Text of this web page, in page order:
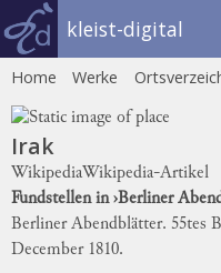
kleist-digital
Home Werke
Irak
WikipediaWikipedia-Artikel
Fundstellen in ›Berliner
Berliner Abendblätter. 55tes
December 1810.